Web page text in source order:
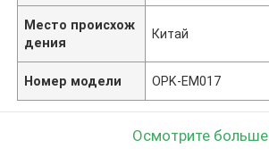
Место происхож
дения
Китай
Номер модели OPK-EM017
Осмотрите больше